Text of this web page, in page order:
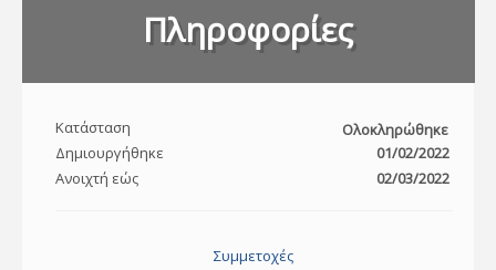
Πληροφορίες
Κατάσταση
Ολοκληρώθηκε
Δημιουργήθηκε
01/02/2022
Ανοιχτή εώς
02/03/2022
Συμμετοχές